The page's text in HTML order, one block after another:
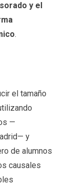
y el
.
el tamaño
—
y
de alumnos
causales